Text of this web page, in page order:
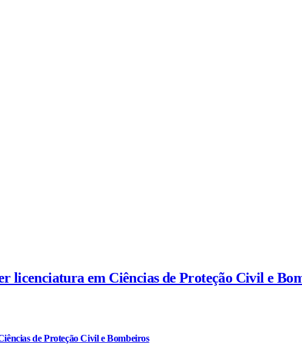
licenciatura em Ciências de Proteção Civil e
de Proteção Civil e Bombeiros